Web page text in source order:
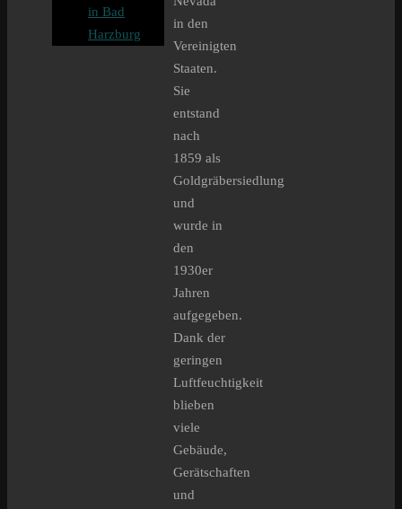
in den
Vereinigten
Staaten.
Sie
entstand
nach
1859 als
Goldgräbersiedlung
und
wurde in
den
1930er
Jahren
aufgegeben.
Dank der
geringen
Luftfeuchtigkeit
blieben
viele
Gebäude,
Gerätschaften
und
in Bad
Harzburg